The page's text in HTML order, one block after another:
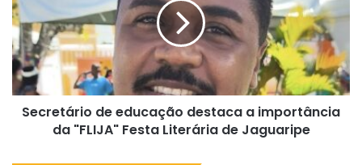
destaca
a
importância
da
"FLIJA"
Festa
Literária
Secretário de educação destaca a importância
da "FLIJA" Festa Literária de Jaguaripe